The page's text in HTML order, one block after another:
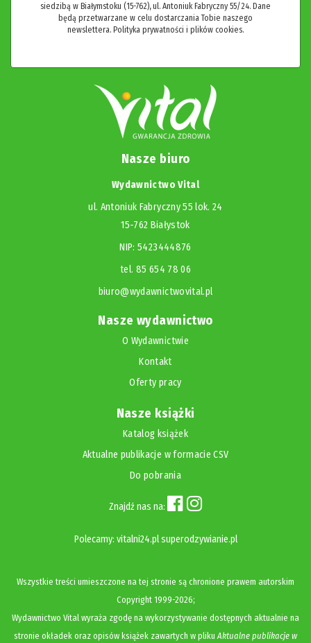
siedzibą w Białymstoku (15-762), ul. Antoniuk Fabryczny 55/24. Dane
będą przetwarzane w celu dostarczania Tobie naszego
newslettera. Polityka prywatności i plików cookies.
Nasze biuro
Wydawnictwo Vital
ul. Antoniuk Fabryczny 55 lok. 24
15-762 Białystok
NIP: 5423444876
tel. 85 654 78 06
biuro@wydawnictwovital.pl
Nasze wydawnictwo
O Wydawnictwie
Kontakt
Oferty pracy
Nasze książki
Katalog książek
Aktualne publikacje w formacie CSV
Do pobrania
Znajdź nas na:
Polecamy: vitalni24.pl superodzywianie.pl
Wszystkie treści umieszczone na tej stronie są chronione prawem autorskim
Copyright1999-2026;
Wydawnictwo Vital wyraża zgodę na wykorzystywanie dostępnych aktualnie na
stronie okładek oraz opisów książek zawartych w pliku Aktualne publikacje w